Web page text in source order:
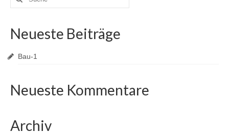
nach:
Neueste Beiträge
Bau-1
Neueste Kommentare
Archiv